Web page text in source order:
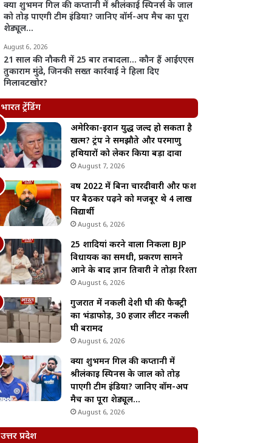
क्या शुभमन गिल की कप्तानी में श्रीलंकाई स्पिनर्स के जाल
को तोड़ पाएगी टीम इंडिया? जानिए वॉर्म-अप मैच का पूरा
शेड्यूल…
August 6, 2026
21 साल की नौकरी में 25 बार तबादला… कौन हैं आईएएस
तुकाराम मुंढे, जिनकी सख्त कार्रवाई ने हिला दिए
मिलावटखोर?
भारत ट्रेंडिंग
अमेरिका-ईरान युद्ध जल्द हो सकता है
खत्म? ट्रंप ने समझौते और परमाणु
हथियारों को लेकर किया बड़ा दावा
August 7, 2026
वर्ष 2022 में बिना चारदीवारी और फर्श
पर बैठकर पढ़ने को मजबूर थे 4 लाख
विद्यार्थी
August 6, 2026
25 शादियां करने वाला निकला BJP
विधायक का समधी, प्रकरण सामने
आने के बाद ज्ञान तिवारी ने तोड़ा रिश्ता
August 6, 2026
गुजरात में नकली देशी घी की फैक्ट्री
का भंडाफोड़, 30 हजार लीटर नकली
घी बरामद
August 6, 2026
क्या शुभमन गिल की कप्तानी में
श्रीलंकाई स्पिनर्स के जाल को तोड़
पाएगी टीम इंडिया? जानिए वॉर्म-अप
मैच का पूरा शेड्यूल…
August 6, 2026
उत्तर प्रदेश